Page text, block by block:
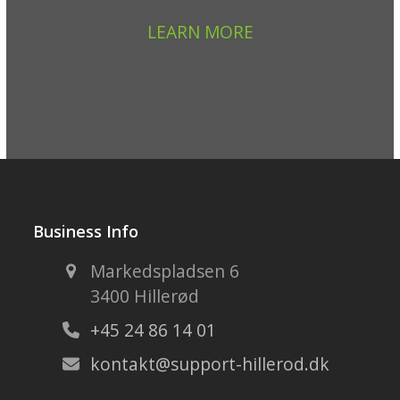
LEARN MORE
Business Info
Markedspladsen 6
3400 Hillerød
+45 24 86 14 01
kontakt@support-hillerod.dk